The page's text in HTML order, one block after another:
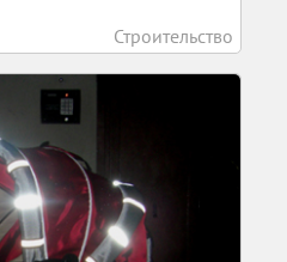
Строительство